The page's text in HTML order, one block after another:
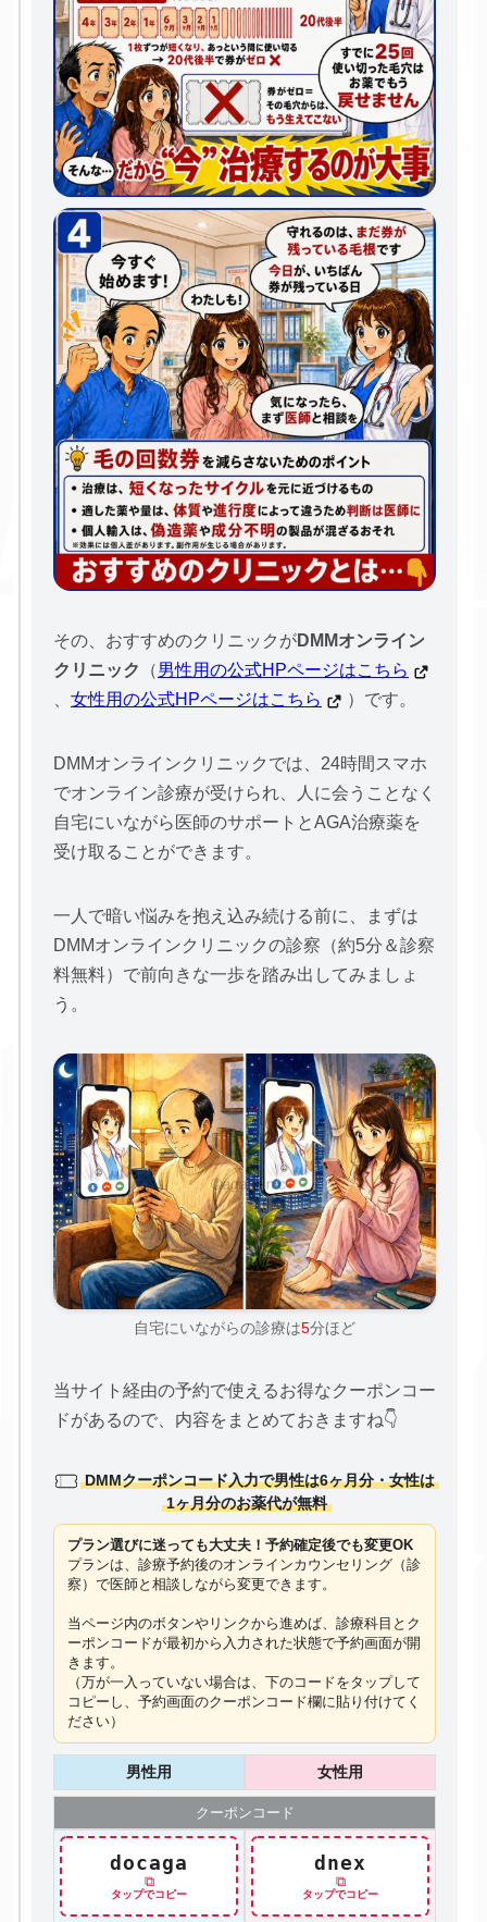
その、おすすめのクリニックがDMMオンライン
クリニック
（男性用の公式HPページはこちら
、 女性用の公式HPページはこちら ）です。
DMMオンラインクリニックでは、24時間スマホ
でオンライン診療が受けられ、人に会うことなく
自宅にいながら医師のサポートとAGA治療薬を
受け取ることができます。
一人で暗い悩みを抱え込み続ける前に、まずは
DMMオンラインクリニックの診察（約5分＆診察
料無料）で前向きな一歩を踏み出してみましょ
う。
自宅にいながらの診療は5分ほど
当サイト経由の予約で使えるお得なクーポンコー
ドがあるので、内容をまとめておきますね👇
DMMクーポンコード入力で男性は6ヶ月分・女性は
1ヶ月分のお薬代が無料
プラン選びに迷っても大丈夫！予約確定後でも変更OK
プランは、診療予約後のオンラインカウンセリング（診
察）で医師と相談しながら変更できます。
当ページ内のボタンやリンクから進めば、診療科目とク
ーポンコードが最初から入力された状態で予約画面が開
きます。
（万が一入っていない場合は、下のコードをタップ して
コピーし、予約画面のクーポンコード欄に貼り付けてく
ださい）
男性用 女性用
クーポン コード
docaga
⧉
タップでコピー
dnex
⧉
タップでコピー